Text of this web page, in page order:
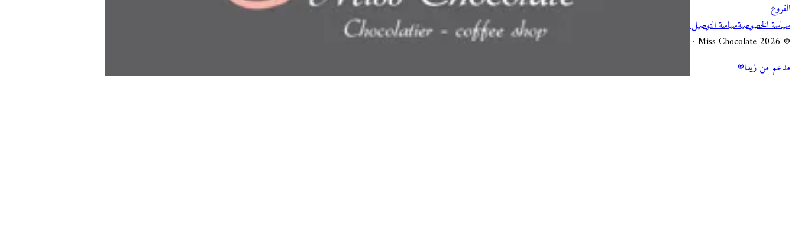
الفروع
سياسة الخصوصيةسياسة التوصيل والإلغاء
© 2026 Miss Chocolate · جميع الحقوق محفوظة.
مدعم من زيدا®